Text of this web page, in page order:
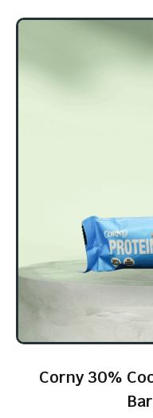
Corny 30%